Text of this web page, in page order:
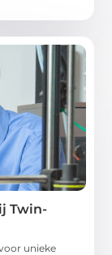
Twin-
unieke